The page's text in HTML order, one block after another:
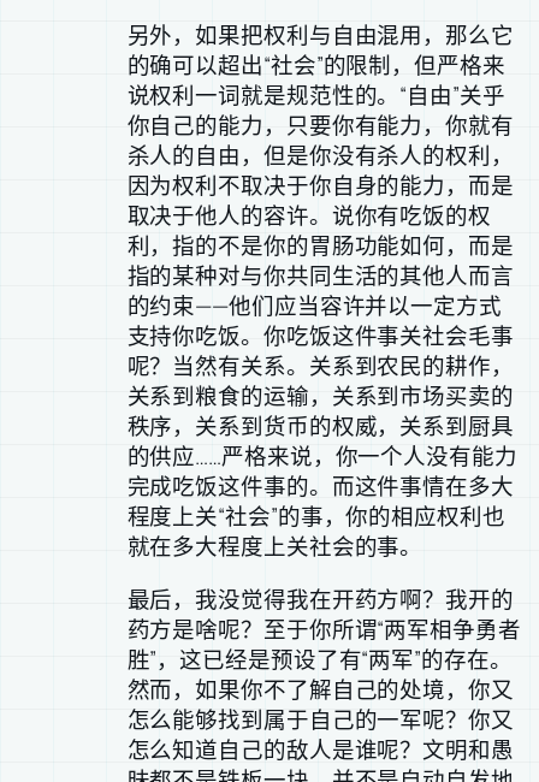
另外，如果把权利与自由混用，那么它
的确可以超出“社会”的限制，但严格来
说权利一词就是规范性的。“自由”关乎
你自己的能力，只要你有能力，你就有
杀人的自由，但是你没有杀人的权利，
因为权利不取决于你自身的能力，而是
取决于他人的容许。说你有吃饭的权
利，指的不是你的胃肠功能如何，而是
指的某种对与你共同生活的其他人而言
的约束——他们应当容许并以一定方式
支持你吃饭。你吃饭这件事关社会毛事
呢？当然有关系。关系到农民的耕作，
关系到粮食的运输，关系到市场买卖的
秩序，关系到货币的权威，关系到厨具
的供应……严格来说，你一个人没有能力
完成吃饭这件事的。而这件事情在多大
程度上关“社会”的事，你的相应权利也
就在多大程度上关社会的事。
最后，我没觉得我在开药方啊？我开的
药方是啥呢？至于你所谓“两军相争勇者
胜”，这已经是预设了有“两军”的存在。
然而，如果你不了解自己的处境，你又
怎么能够找到属于自己的一军呢？你又
怎么知道自己的敌人是谁呢？文明和愚